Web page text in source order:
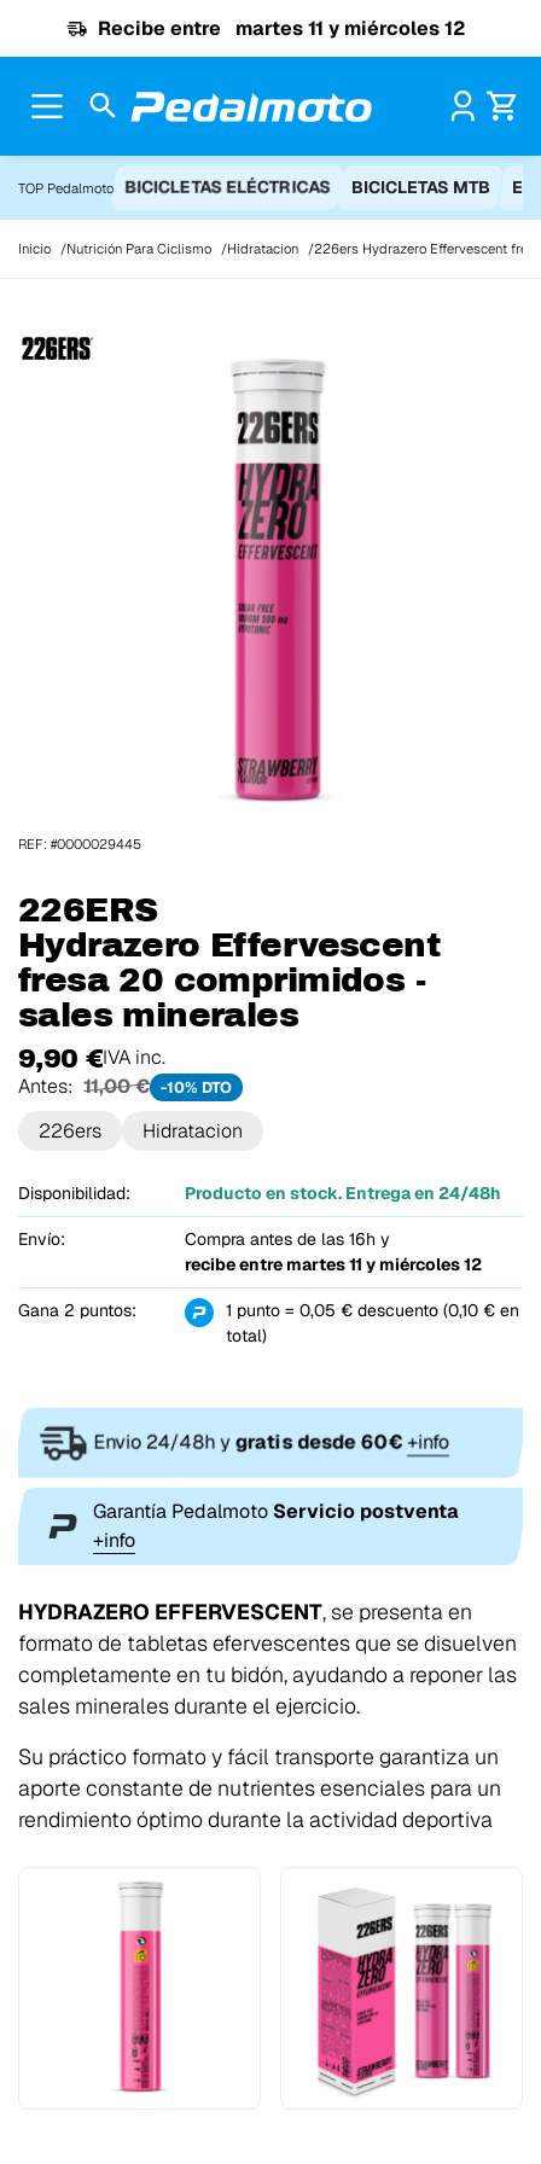
Recibe entre martes 11 y miércoles 12
TOP Pedalmoto BICICLETAS ELÉCTRICAS BICICLETAS MTB
Inicio Nutrición Para Ciclismo Hidratacion 226ers Hydrazero Effervescent
226ERS
Hydrazero Effervescent
fresa 20 comprimidos -
sales minerales
9,90 €IVA inc.
Antes: 11,00 € -10% DTO
226ers Hidratacion
Disponibilidad: Producto en stock. Entrega en 24/48h
Envío:
Compra antes de las 16h y
recibe entre martes 11 y miércoles 12
Gana 2 puntos:
1 punto = 0,05 € descuento (0,10 € en
total)
REF: #0000029445
Envio 24/48h ygratis desde 60€+info
Garantía Pedalmoto Servicio postventa
+info
HYDRAZERO EFFERVESCENT, se presenta en
formato de tabletas efervescentes que se disuelven
completamente en tu bidón, ayudando a reponer las
sales minerales durante el ejercicio.
Su práctico formato y fácil transporte garantiza un
aporte constante de nutrientes esenciales para un
rendimiento óptimo durante la actividad deportiva